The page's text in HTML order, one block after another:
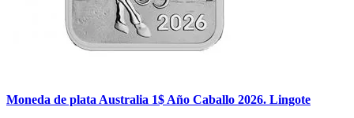
Moneda de plata Australia 1$ Año Caballo 2026. Lingote